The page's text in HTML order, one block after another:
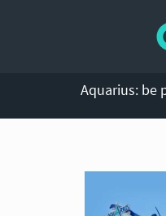
Aquarius: be